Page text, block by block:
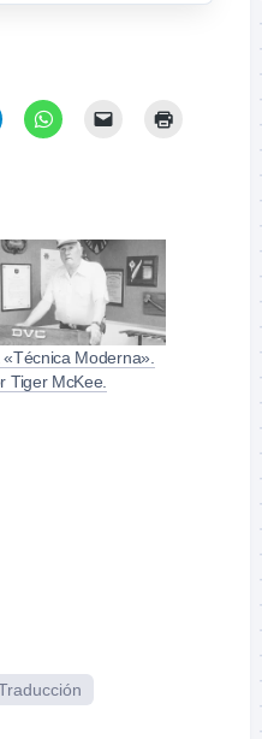
«Técnica Moderna».
Tiger McKee.